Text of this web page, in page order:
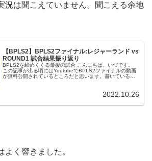
況は聞こえていません。聞こえる余地
【BPLS2】BPLS2ファイナル:レジャーランド vs
ROUND1 試合結果振り返り
BPLS2を締めくくる最後の試合 こんにちは、いづです。
この記事が出る頃にはYoutubeでBPLS2ファイナルの動画
が無料公開されているところだと思います。書いているの
2022.10.26
よく響きました。